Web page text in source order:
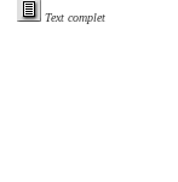
Text complet